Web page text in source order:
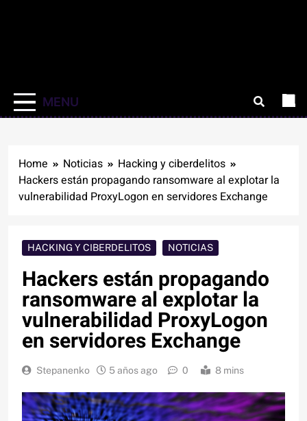
MENU
Home Noticias
Hacking y ciberdelitos
Hackers están propagando ransomware al explotar la
vulnerabilidad ProxyLogon en servidores Exchange
HACKING Y CIBERDELITOS NOTICIAS
Hackers están propagando
ransomware al explotar la
vulnerabilidad ProxyLogon
en servidores Exchange
Stepanenko 5 años ago 0 8 mins